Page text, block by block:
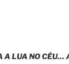
A LUA NO CÉU…